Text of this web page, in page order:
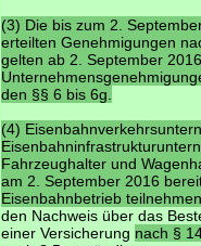
(3) Die bis zum 2.
erteilten Genehmigungen
gelten ab 2. September
den §§ 6 bis 6g.
(4)
Fahrzeughalter und
am 2. September 2016
Eisenbahnbetrieb
den Nachweis über das
einer Versicherung nach §